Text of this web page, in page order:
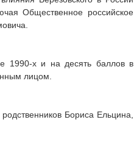
Общественное российское
1990-х и на десять баллов в
лицом.
Бориса Ельцина,